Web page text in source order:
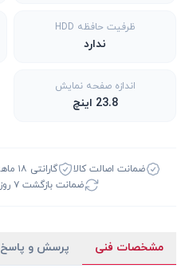
ظرفیت حافظه HDD
ندارد
اندازه صفحه نمایش
23.8 اینچ
ضمانت اصالت کالا گارانتی ۱۸ ماهه شرکتی
ضمانت بازگشت ۷ روزه
مشخصات فنی پرسش و پاسخ